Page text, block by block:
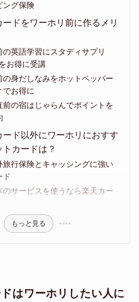
ング保険
ードをワーホリ前に作るメリ
の英語学習にスタディサプリ
お得に受講
の身だしなみをホットペッパー
でお得に
前の宿はじゃらんでポイントを
ード以外にワーホリにおすす
カードは？
旅行保険とキャッシングに強い
ド
のサービスを使うなら楽天カー
もっと見る
はワーホリしたい人に